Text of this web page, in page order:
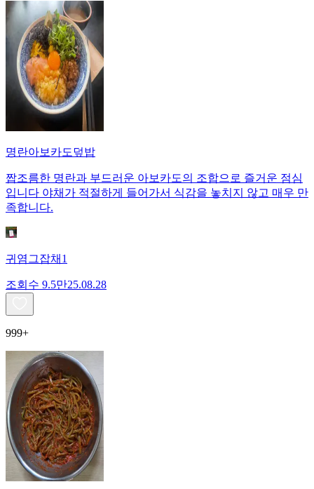
명란아보카도덮밥
짭조름한 명란과 부드러운 아보카도의 조합으로 즐거운 점심
입니다 야채가 적절하게 들어가서 식감을 놓치지 않고 매우 만
족합니다.
귀염그잡채1
조회수 9.5만25.08.28
999+